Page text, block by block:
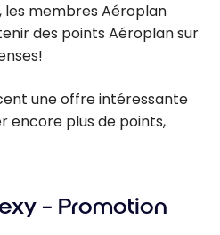
membres Aéroplan
des points Aéroplan sur
une offre intéressante
encore plus de points,
– Promotion